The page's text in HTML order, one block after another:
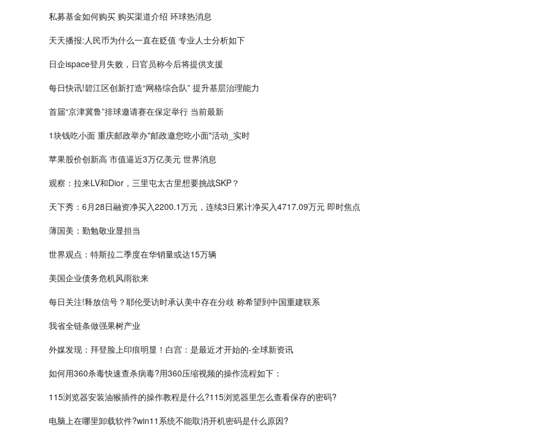
私募基金如何购买 购买渠道介绍 环球热消息
天天播报:人民币为什么一直在贬值 专业人士分析如下
日企ispace登月失败，日官员称今后将提供支援
每日快讯!碧江区创新打造“网格综合队” 提升基层治理能力
首届“京津冀鲁”排球邀请赛在保定举行 当前最新
1块钱吃小面 重庆邮政举办"邮政邀您吃小面"活动_实时
苹果股价创新高 市值逼近3万亿美元 世界消息
观察：拉来LV和Dior，三里屯太古里想要挑战SKP？
天下秀：6月28日融资净买入2200.1万元，连续3日累计净买入4717.09万元 即时焦点
薄国美：勤勉敬业显担当
世界观点：特斯拉二季度在华销量或达15万辆
美国企业债务危机风雨欲来
每日关注!释放信号？耶伦受访时承认美中存在分歧 称希望到中国重建联系
我省全链条做强果树产业
外媒发现：拜登脸上印痕明显！白宫：是最近才开始的-全球新资讯
如何用360杀毒快速查杀病毒?用360压缩视频的操作流程如下：
115浏览器安装油猴插件的操作教程是什么?115浏览器里怎么查看保存的密码?
电脑上在哪里卸载软件?win11系统不能取消开机密码是什么原因?